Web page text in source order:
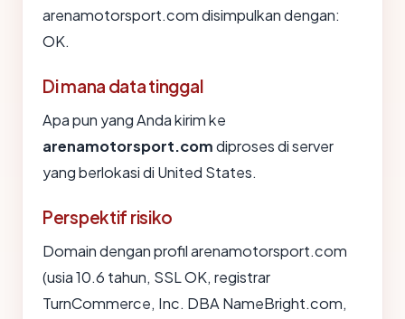
arenamotorsport.com disimpulkan dengan:
OK.
Di mana data tinggal
Apa pun yang Anda kirim ke
arenamotorsport.comdiproses di server
yang berlokasi di United States.
Perspektif risiko
Domain dengan profil arenamotorsport.com
(usia 10.6 tahun, SSL OK, registrar
TurnCommerce, Inc. DBA NameBright.com,